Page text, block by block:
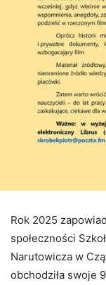
Rok 2025
społeczności
Narutowicza w
obchodziła swoje